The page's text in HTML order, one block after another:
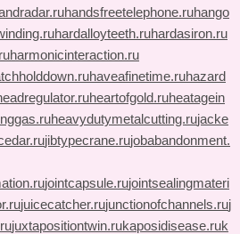
handsfreetelephone.ruhango
hardalloyteeth.ruhardasiron.ru
harmonicinteraction.ru
haveafinetime.ruhazard
heartofgold.ruheatagein
heavydutymetalcutting.rujacke
jibtypecrane.rujobabandonment.
jointcapsule.rujointsealingmateri
juicecatcher.rujunctionofchannels.ruj
juxtapositiontwin.rukaposidisease.ruk